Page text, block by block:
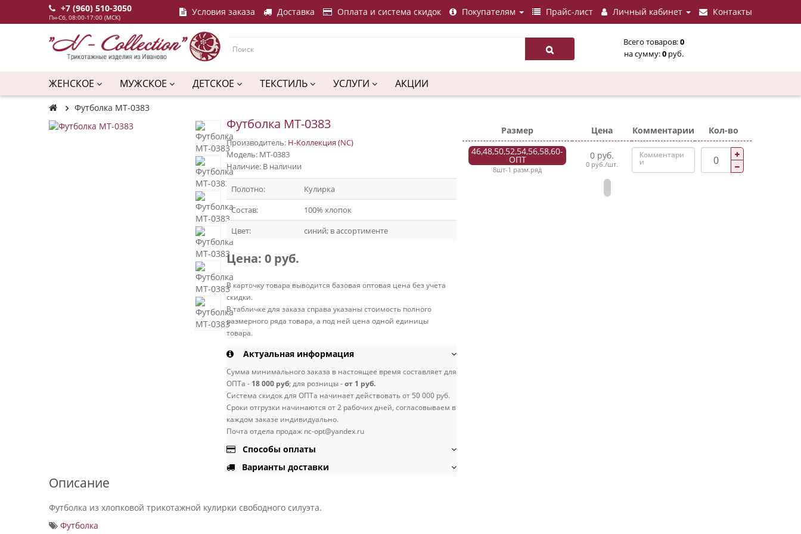
+7 (960) 510-3050
Пн-Сб, 08:00-17:00 (МСК) Условия заказа Доставка Оплата и система скидок Покупателям Прайс-лист Личный кабинет Контакты
Всего товаров:0
на сумму:0руб.
ЖЕНСКОЕ МУЖСКОЕ ДЕТСКОЕ ТЕКСТИЛЬ УСЛУГИ АКЦИИ
Футболка МТ-0383
Футболка МТ-0383
Производитель: Н-Коллекция (NC)
Модель: МТ-0383
Наличие: В наличии
Полотно:
Кулирка
Состав:
100% хлопок
Цвет:
синий; в ассортименте
Цена: 0 руб.
В карточку товара выводится базовая оптовая цена без учета
скидки.
В табличке для заказа справа указаны стоимость полного
размерного ряда товара, а под ней цена одной единицы
товара.
Актуальная информация
Сумма минимального заказа в настоящее время составляет для
ОПТа - 18 000 руб; для розницы -от 1 руб.
Система скидок для ОПТа начинает действовать от 50 000 руб.
Сроки отгрузки начинаются от 2 рабочих дней, согласовываем в
каждом заказе индивидуально.
Почта отдела продаж nc-opt@yandex.ru
Способы оплаты
Варианты доставки
Размер Цена Комментарии
Кол-во
46,48,50,52,54,56,58,60-
ОПТ
8шт-1 разм.ряд
0 руб.
0 руб./шт.
Описание
Футболка из хлопковой трикотажной кулирки свободного силуэта.
Футболка